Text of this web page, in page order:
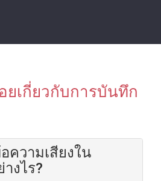
เกี่ยวกับการบันทึก
ความเสียงใน
งไร?